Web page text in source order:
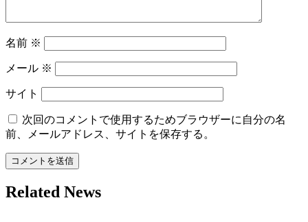
名前 ※
メール ※
サイト
次回のコメントで使用するためブラウザーに自分の名
前、メールアドレス、サイトを保存する。
Related News